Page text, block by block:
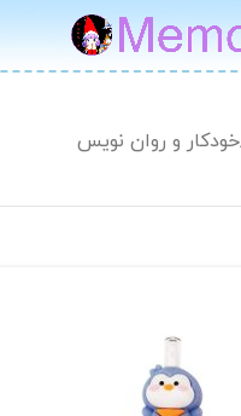
خودکار و روان نویس